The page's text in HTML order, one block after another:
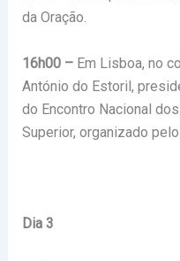
da Oração.
16h00 –Em Lisboa, no
António do Estoril,
do Encontro Nacional
Superior, organizado
Dia 3